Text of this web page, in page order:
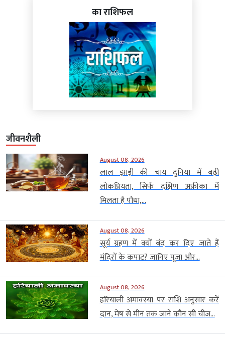
का राशिफल
जीवनशैली
August 08, 2026
लाल झाड़ी की चाय दुनिया में बढ़ी
लोकप्रियता, सिर्फ दक्षिण अफ्रीका में
मिलता है पौधा,...
August 08, 2026
सूर्य ग्रहण में क्यों बंद कर दिए जाते हैं
मंदिरों के कपाट? जानिए पूजा और...
August 08, 2026
हरियाली अमावस्या पर राशि अनुसार करें
दान, मेष से मीन तक जानें कौन सी चीज...